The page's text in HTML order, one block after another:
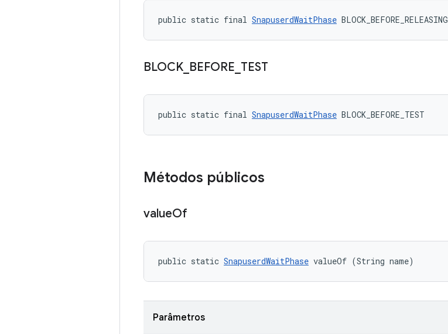
public static final SnapuserdWaitPhase BLOCK_BEFORE_RELEASING
BLOCK BEFORE TEST
public static final SnapuserdWaitPhase BLOCK_BEFORE_TEST
Métodos públicos
valueOf
public static SnapuserdWaitPhase valueOf (String name)
Parâmetros